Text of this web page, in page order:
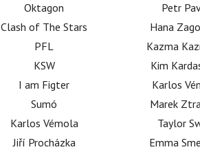
Oktagon
Clash of The Stars
PFL
KSW
I am Figter
Sumó
Karlos Vémola
Jiří Procházka
Petr
Hana
Kazma
Kim
Karlos
Marek
Taylor
Emma